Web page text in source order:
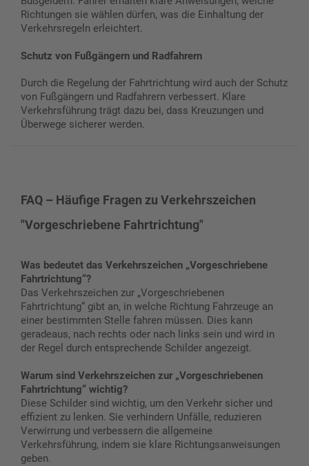
Richtungen sie wählen dürfen, was die Einhaltung der
Verkehrsregeln erleichtert.
Schutz von Fußgängern und Radfahrern
Durch die Regelung der Fahrtrichtung wird auch der Schutz
von Fußgängern und Radfahrern verbessert. Klare
Verkehrsführung trägt dazu bei, dass Kreuzungen und
Überwege sicherer werden.
FAQ – Häufige Fragen zu Verkehrszeichen
"Vorgeschriebene Fahrtrichtung"
Was bedeutet das Verkehrszeichen „Vorgeschriebene
Fahrtrichtung“?
Das Verkehrszeichen zur „Vorgeschriebenen
Fahrtrichtung“ gibt an, in welche Richtung Fahrzeuge an
einer bestimmten Stelle fahren müssen. Dies kann
geradeaus, nach rechts oder nach links sein und wird in
der Regel durch entsprechende Schilder angezeigt.
Warum sind Verkehrszeichen zur „Vorgeschriebenen
Fahrtrichtung“ wichtig?
Diese Schilder sind wichtig, um den Verkehr sicher und
effizient zu lenken. Sie verhindern Unfälle, reduzieren
Verwirrung und verbessern die allgemeine
Verkehrsführung, indem sie klare Richtungsanweisungen
geben.